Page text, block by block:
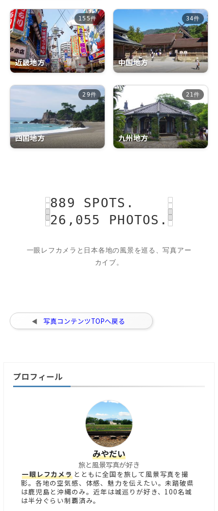
155件
近畿地方
34件
中国地方
29件
四国地方
21件
九州地方
889 SPOTS.
26,055 PHOTOS.
一眼レフカメラと日本各地の風景を巡る、写真アー
カイブ。
写真コンテンツTOPへ戻る
プロフィール
みやだい
旅と風景写真が好き
一眼レフカメラ とともに全国を旅して風景写真を撮
影。各地の空気感、体感、魅力を伝えたい。未踏破県
は鹿児島と沖縄のみ。近年は城巡りが好き、100名城
は半分ぐらい制覇済み。